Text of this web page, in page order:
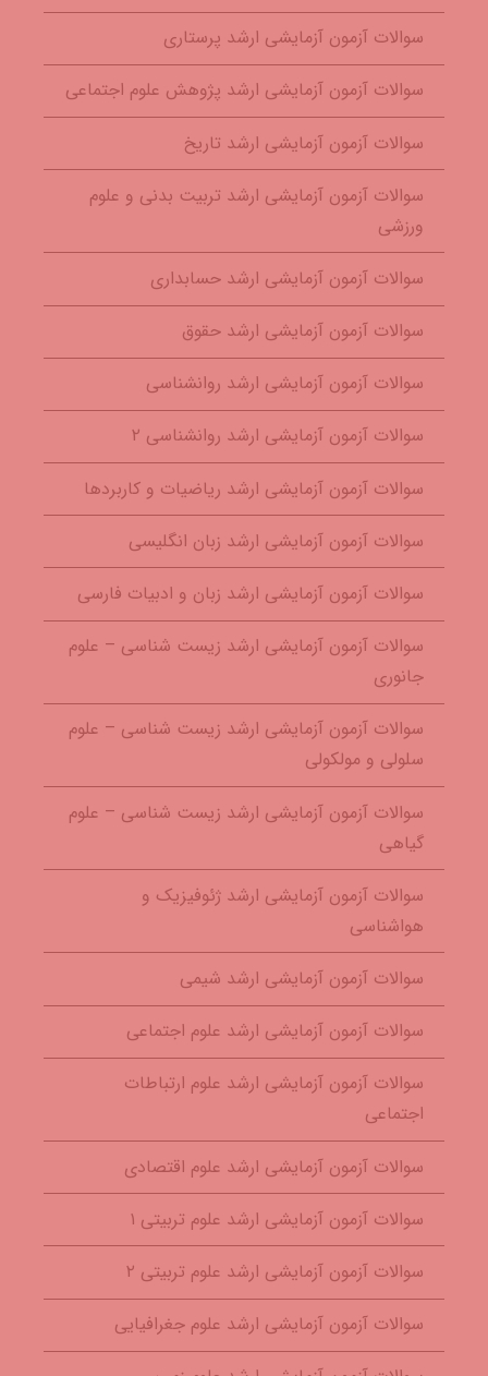
سوالات آزمون آزمایشی ارشد پرستاری
سوالات آزمون آزمایشی ارشد پژوهش علوم اجتماعی
سوالات آزمون آزمایشی ارشد تاریخ
سوالات آزمون آزمایشی ارشد تربیت بدنی و علوم
ورزشی
سوالات آزمون آزمایشی ارشد حسابداری
سوالات آزمون آزمایشی ارشد حقوق
سوالات آزمون آزمایشی ارشد روانشناسی
سوالات آزمون آزمایشی ارشد روانشناسی ۲
سوالات آزمون آزمایشی ارشد ریاضیات و کاربردها
سوالات آزمون آزمایشی ارشد زبان انگلیسی
سوالات آزمون آزمایشی ارشد زبان و ادبیات فارسی
سوالات آزمون آزمایشی ارشد زیست شناسی – علوم
جانوری
سوالات آزمون آزمایشی ارشد زیست شناسی – علوم
سلولی و مولکولی
سوالات آزمون آزمایشی ارشد زیست شناسی – علوم
گیاهی
سوالات آزمون آزمایشی ارشد ژئوفیزیک و
هواشناسی
سوالات آزمون آزمایشی ارشد شیمی
سوالات آزمون آزمایشی ارشد علوم اجتماعی
سوالات آزمون آزمایشی ارشد علوم ارتباطات
اجتماعی
سوالات آزمون آزمایشی ارشد علوم اقتصادی
سوالات آزمون آزمایشی ارشد علوم تربیتی ۱
سوالات آزمون آزمایشی ارشد علوم تربیتی ۲
سوالات آزمون آزمایشی ارشد علوم جغرافیایی